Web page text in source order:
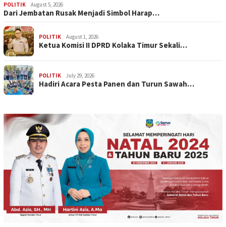
POLITIK August 5, 2026
Dari Jembatan Rusak Menjadi Simbol Harap…
POLITIK August 1, 2026
Ketua Komisi II DPRD Kolaka Timur Sekali…
POLITIK July 29, 2026
Hadiri Acara Pesta Panen dan Turun Sawah…